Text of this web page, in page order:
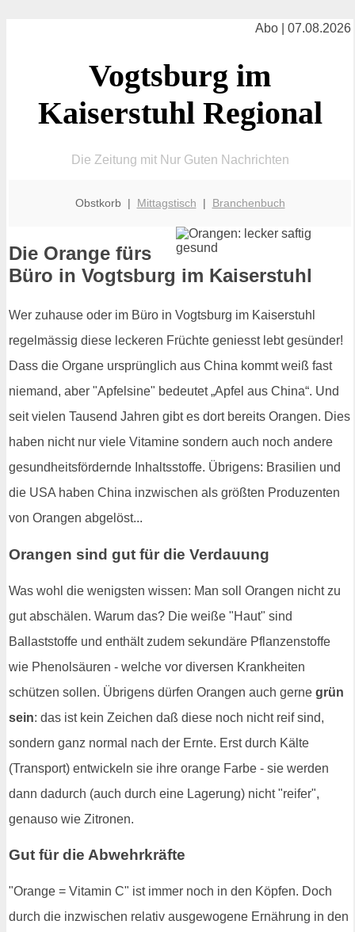
Abo | 07.08.2026
Vogtsburg im
Kaiserstuhl Regional
Die Zeitung mit Nur Guten Nachrichten
Obstkorb | Mittagstisch | Branchenbuch
Die Orange fürs
Büro in Vogtsburg im Kaiserstuhl
Wer zuhause oder im Büro in Vogtsburg im Kaiserstuhl
regelmässig diese leckeren Früchte geniesst lebt gesünder!
Dass die Organe ursprünglich aus China kommt weiß fast
niemand, aber "Apfelsine" bedeutet „Apfel aus China“. Und
seit vielen Tausend Jahren gibt es dort bereits Orangen. Dies
haben nicht nur viele Vitamine sondern auch noch andere
gesundheitsfördernde Inhaltsstoffe. Übrigens: Brasilien und
die USA haben China inzwischen als größten Produzenten
von Orangen abgelöst...
Orangen sind gut für die Verdauung
Was wohl die wenigsten wissen: Man soll Orangen nicht zu
gut abschälen. Warum das? Die weiße "Haut" sind
Ballaststoffe und enthält zudem sekundäre Pflanzenstoffe
wie Phenolsäuren - welche vor diversen Krankheiten
schützen sollen. Übrigens dürfen Orangen auch gerne grün
sein: das ist kein Zeichen daß diese noch nicht reif sind,
sondern ganz normal nach der Ernte. Erst durch Kälte
(Transport) entwickeln sie ihre orange Farbe - sie werden
dann dadurch (auch durch eine Lagerung) nicht "reifer",
genauso wie Zitronen.
Gut für die Abwehrkräfte
"Orange = Vitamin C" ist immer noch in den Köpfen. Doch
durch die inzwischen relativ ausgewogene Ernährung in den